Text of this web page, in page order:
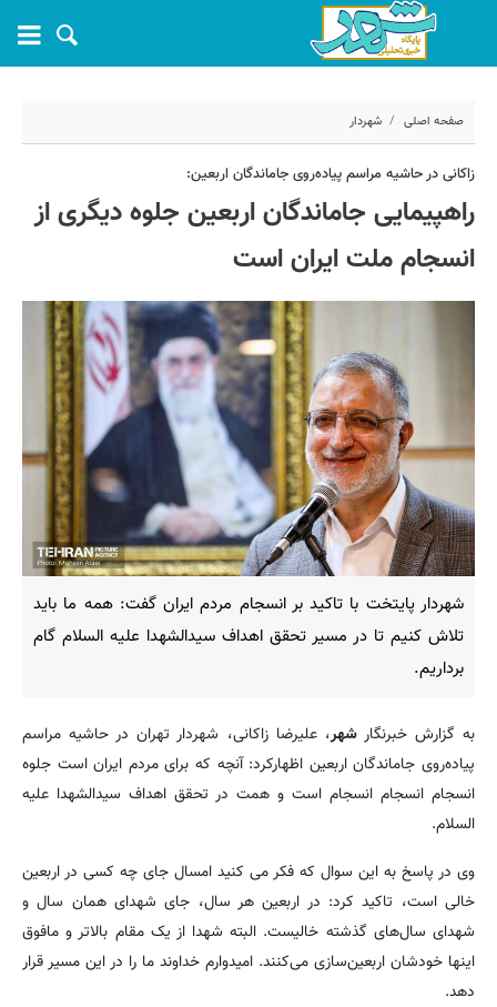
صفحه اصلی شهردار
۲۳ مرداد ۱۴۰۴ - ۱۲:۴۷
کد مطلب: 71311
زاکانی در حاشیه مراسم پیاده‌روی جاماندگان اربعین:
راهپیمایی جاماندگان اربعین جلوه دیگری از
انسجام ملت ایران است
شهردار پایتخت با تاکید بر انسجام مردم ایران گفت: همه ما باید
تلاش کنیم تا در مسیر تحقق اهداف سیدالشهدا علیه السلام گام
برداریم.
به گزارش خبرنگارشهر، علیرضا زاکانی، شهردار تهران در حاشیه مراسم
پیاده‌روی جاماندگان اربعین اظهارکرد: آنچه که برای مردم ایران است جلوه
انسجام انسجام انسجام است و همت در تحقق اهداف سیدالشهدا علیه
السلام.
وی در پاسخ به این سوال که فکر می کنید امسال جای چه کسی در اربعین
خالی است، تاکید کرد: در اربعین هر سال، جای شهدای همان سال و
شهدای سال‌های گذشته خالیست. البته شهدا از یک مقام بالاتر و مافوق
اینها خودشان اربعین‌سازی می‌کنند. امیدوارم خداوند ما را در این مسیر قرار
دهد.